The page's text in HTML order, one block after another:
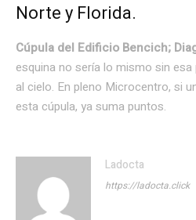
Norte y Florida.
Cúpula del Edificio Bencich;
esquina no sería lo mismo sin esa
al cielo. En pleno Microcentro, si
esta cúpula, ya suma puntos.
Ladocta
https://ladocta.click